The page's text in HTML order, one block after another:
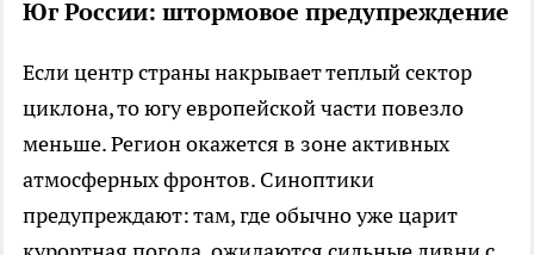
Юг России: штормовое предупреждение
Если центр страны накрывает теплый сектор
циклона, то югу европейской части повезло
меньше. Регион окажется в зоне активных
атмосферных фронтов. Синоптики
предупреждают: там, где обычно уже царит